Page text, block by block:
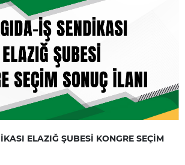
ELAZIĞ ŞUBESİ KONGRE SEÇİM